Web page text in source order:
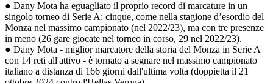
● Dany Mota ha eguagliato il proprio record di marcature in un
singolo torneo di Serie A: cinque, come nella stagione d’esordio del
Monza nel massimo campionato (nel 2022/23), ma con tre presenze
in meno (26 gare giocate nel torneo in corso, 29 nel 2022/23).
● Dany Mota - miglior marcatore della storia del Monza in Serie A
con 14 reti all'attivo - è tornato a segnare nel massimo campionato
italiano a distanza di 166 giorni dall'ultima volta (doppietta il 21